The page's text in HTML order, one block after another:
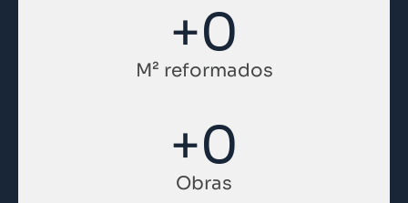
+0
M² reformados
+0
Obras